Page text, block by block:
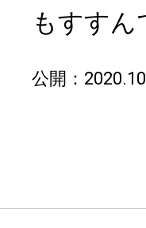
もすすん
公開：